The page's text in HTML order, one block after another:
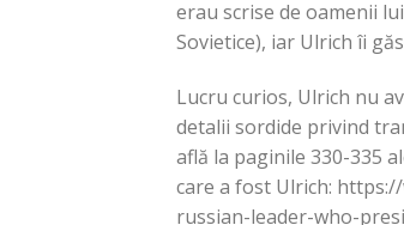
erau scrise de oamenii
Sovietice), iar Ulrich îi
Lucru curios, Ulrich nu
detalii sordide privind
află la paginile 330-335
care a fost Ulrich:
russian-leader-who-